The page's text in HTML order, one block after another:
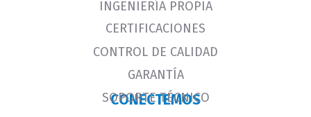
INGENIERÍA PROPIA
CERTIFICACIONES
CONTROL DE CALIDAD
GARANTÍA
SOPORTE TÉCNICO
CONECTEMOS